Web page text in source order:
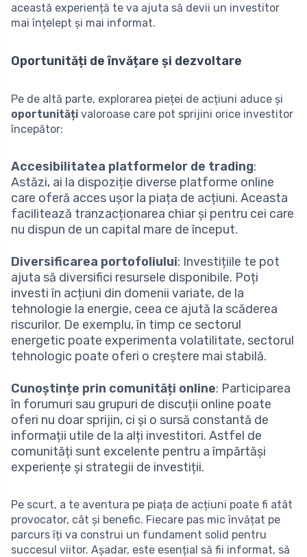
această experiență te va ajuta să devii un investitor
mai înțelept și mai informat.
Oportunități de învățare și dezvoltare
Pe de altă parte, explorarea pieței de acțiuni aduce și
oportunități valoroase care pot sprijini orice investitor
începător:
Accesibilitatea platformelor de trading:
Astăzi, ai la dispoziție diverse platforme online
care oferă acces ușor la piața de acțiuni. Aceasta
facilitează tranzacționarea chiar și pentru cei care
nu dispun de un capital mare de început.
Diversificarea portofoliului: Investițiile te pot
ajuta să diversifici resursele disponibile. Poți
investi în acțiuni din domenii variate, de la
tehnologie la energie, ceea ce ajută la scăderea
riscurilor. De exemplu, în timp ce sectorul
energetic poate experimenta volatilitate, sectorul
tehnologic poate oferi o creștere mai stabilă.
Cunoștințe prin comunități online: Participarea
în forumuri sau grupuri de discuții online poate
oferi nu doar sprijin, ci și o sursă constantă de
informații utile de la alți investitori. Astfel de
comunități sunt excelente pentru a împărtăși
experiențe și strategii de investiții.
Pe scurt, a te aventura pe piața de acțiuni poate fi atât
provocator, cât și benefic. Fiecare pas mic învățat pe
parcurs îți va construi un fundament solid pentru
succesul viitor. Așadar, este esențial să fii informat, să